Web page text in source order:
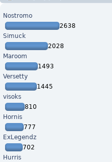
Nostromo
2638
Simuck
2028
Maroom
1493
Versetty
1445
visoks
810
Hornis
777
ExLegendz
702
Hurris